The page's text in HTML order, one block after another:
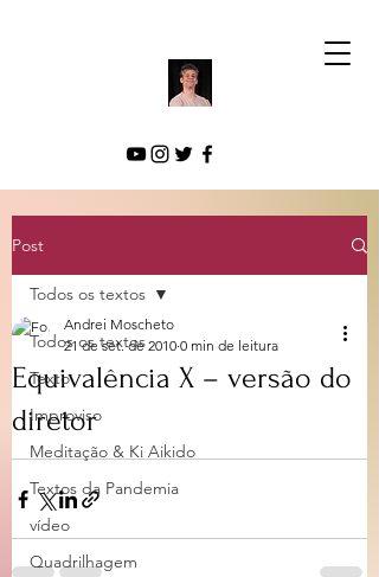
Post
Todos os textos
Texto
Improviso
Meditação & Ki Aikido
Textos da Pandemia
vídeo
Quadrilhagem
Todos os textos
Equivalência X – versão do
diretor
Andrei Moscheto
21 de set. de 2010 0 min de leitura